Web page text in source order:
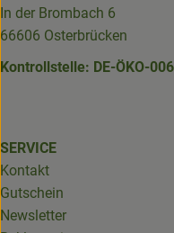
In der Brombach 6
66606 Osterbrücken
Kontrollstelle: DE-ÖKO-006
SERVICE
Kontakt
Gutschein
Newsletter